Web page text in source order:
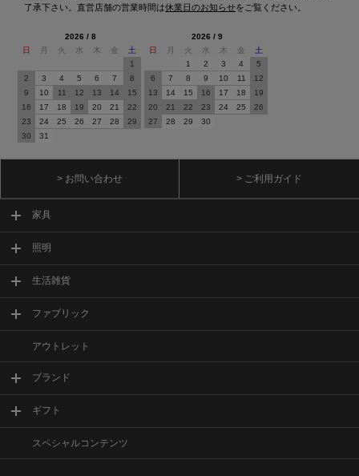
了承下さい。直営店舗の営業時間は休業日のお知らせをご覧ください。
2026 / 8
日
月 火 水 木 金
土
1
2
3 4 5 6 7
8
9
10 11 12 13 14
15
16
17 18 19 20 21
22
23
24 25 26 27 28
29
30
31
2026 / 9
日
月 火 水 木 金
土
1
2 3 4
5
6
7 8 9 10 11
12
13
14 15 16 17 18
19
20
21 22 23 24 25
26
27
28 29 30
> お問い合わせ > ご利用ガイド
家具
照明
生活雑貨
ファブリック
アウトレット
ブランド
ギフト
スペシャルコンテンツ